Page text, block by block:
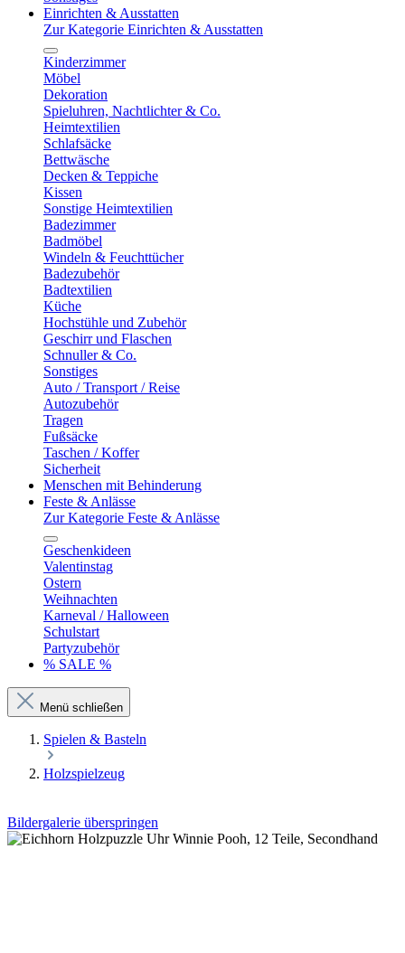
Einrichten & Ausstatten
Zur Kategorie Einrichten & Ausstatten
Kinderzimmer
Möbel
Dekoration
Spieluhren, Nachtlichter & Co.
Heimtextilien
Schlafsäcke
Bettwäsche
Decken & Teppiche
Kissen
Sonstige Heimtextilien
Badezimmer
Badmöbel
Windeln & Feuchttücher
Badezubehör
Badtextilien
Küche
Hochstühle und Zubehör
Geschirr und Flaschen
Schnuller & Co.
Sonstiges
Auto / Transport / Reise
Autozubehör
Tragen
Fußsäcke
Taschen / Koffer
Sicherheit
Menschen mit Behinderung
Feste & Anlässe
Zur Kategorie Feste & Anlässe
Geschenkideen
Valentinstag
Ostern
Weihnachten
Karneval / Halloween
Schulstart
Partyzubehör
% SALE %
Menü schließen
Spielen & Basteln
Holzspielzeug
Bildergalerie überspringen